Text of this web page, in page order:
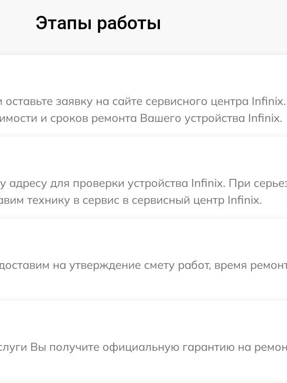
Этапы работы
заявку на сайте сервисного центра
и сроков ремонта Вашего устройства Infinix.
для проверки устройства Infinix. При
технику в сервис в сервисный центр Infinix.
на утверждение смету работ, время
Вы получите официальную гарантию на